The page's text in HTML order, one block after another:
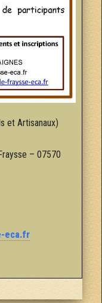
et Artisanaux)
– 07570
eca.fr